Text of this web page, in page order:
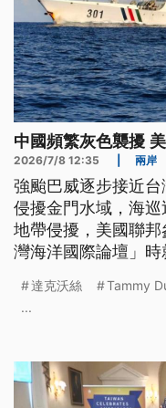
中國頻繁灰色襲擾
2026/7/8 12:35 兩岸
強颱巴威逐步接近
侵擾金門水域，海
地帶侵擾，美國聯
灣海洋國際論壇」
達克沃絲 Tammy
...